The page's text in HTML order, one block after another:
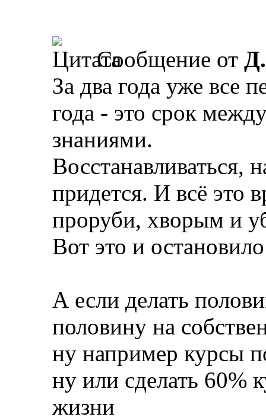
Сообщение от
За два года уже все
года - это срок
знаниями.
Восстанавливаться,
придется. И всё это
проруби, хворым и
Вот это и
А если делать
половину на
ну например курсы
ну или сделать 60%
жизни